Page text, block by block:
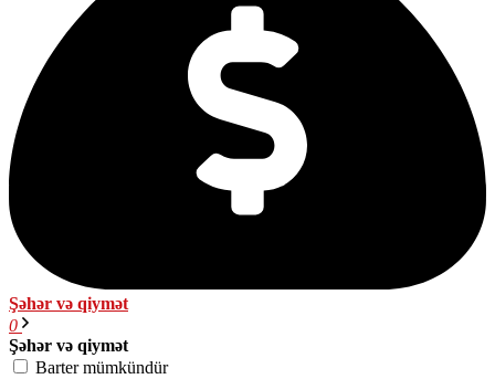
Şəhər və qiymət
0
Şəhər və qiymət
Barter mümkündür